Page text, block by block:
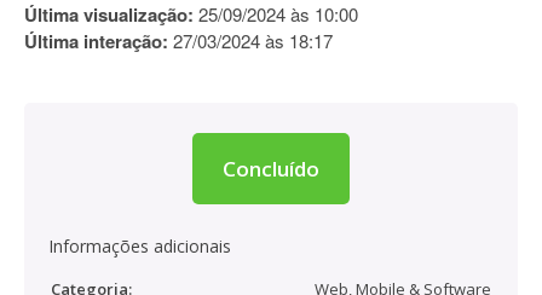
Última visualização: 25/09/2024 às 10:00
Última interação: 27/03/2024 às 18:17
Concluído
Informações adicionais
Categoria:
Web, Mobile & Software